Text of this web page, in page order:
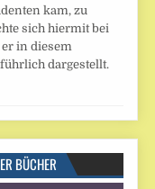
kam, zu
sich hiermit bei
in diesem
dargestellt.
BÜCHER